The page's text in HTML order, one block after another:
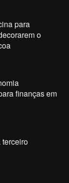
para
o
finanças em
terceiro